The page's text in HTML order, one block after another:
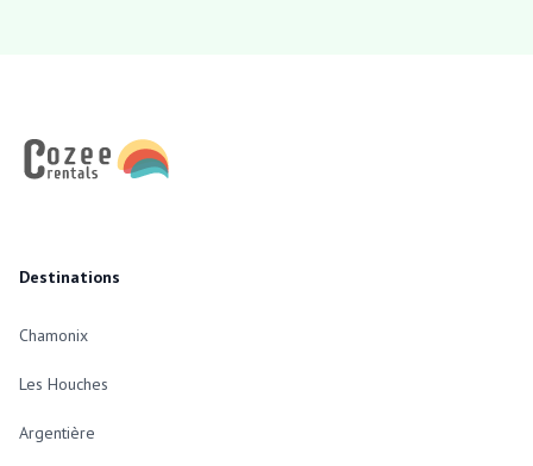
Destinations
Chamonix
Les Houches
Argentière